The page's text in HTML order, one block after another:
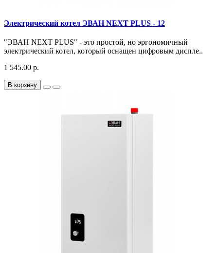
Электрический котел ЭВАН NEXT PLUS - 12
"ЭВАН NEXT PLUS" - это простой, но эргономичный
электрический котел, который оснащен цифровым диспле..
1 545.00 р.
В корзину